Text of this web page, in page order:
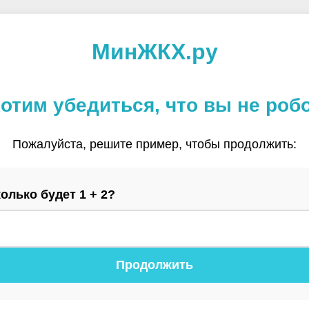
МинЖКХ.ру
убедиться, что вы не
Пожалуйста, решите пример, чтобы продолжить:
будет 1 + 2?
Продолжить